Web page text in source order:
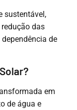
sustentável,
das
de
em
de água e